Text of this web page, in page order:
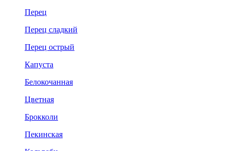
Перец
Перец сладкий
Перец острый
Капуста
Белокочанная
Цветная
Брокколи
Пекинская